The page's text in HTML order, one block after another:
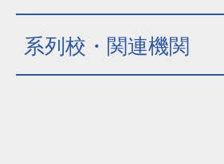
系列校・関連機関